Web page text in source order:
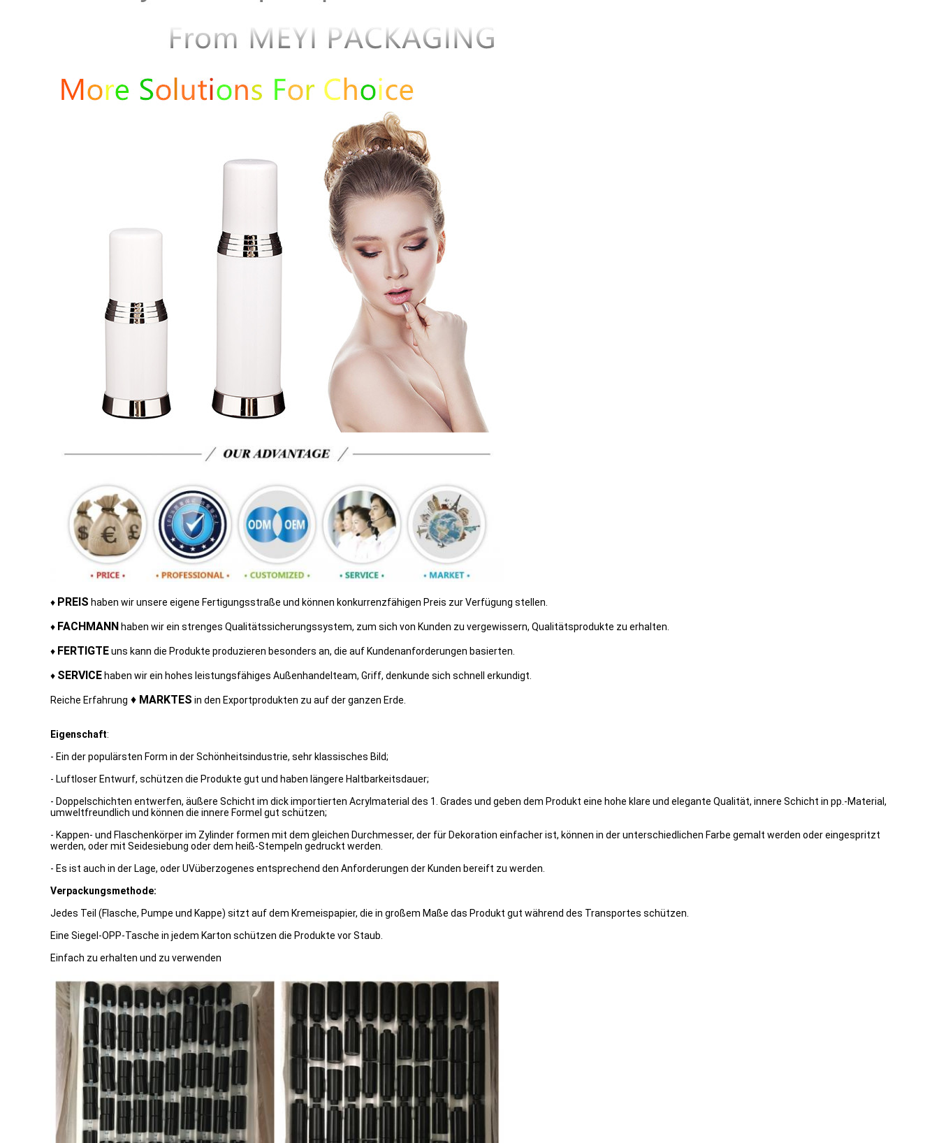
♦ PREIS haben wir unsere eigene Fertigungsstraße und können konkurrenzfähigen Preis zur Verfügung stellen.
♦ FACHMANN haben wir ein strenges Qualitätssicherungssystem, zum sich von Kunden zu vergewissern, Qualitätsprodukte zu erhalten.
♦ FERTIGTEuns kann die Produkte produzieren besonders an, die auf Kundenanforderungen basierten.
♦ SERVICE haben wir ein hohes leistungsfähiges Außenhandelteam, Griff, denkunde sich schnell erkundigt.
Reiche Erfahrung ♦ MARKTES in den Exportprodukten zu auf der ganzen Erde.
Eigenschaft:
- Ein der populärsten Form in der Schönheitsindustrie, sehr klassisches Bild;
- Luftloser Entwurf, schützen die Produkte gut und haben längere Haltbarkeitsdauer;
- Doppelschichten entwerfen, äußere Schicht im dick importierten Acrylmaterial des 1. Grades und geben dem Produkt eine hohe klare und elegante Qualität, innere Schicht in pp.-Material,
umweltfreundlich und können die innere Formel gut schützen;
- Kappen- und Flaschenkörper im Zylinder formen mit dem gleichen Durchmesser, der für Dekoration einfacher ist, können in der unterschiedlichen Farbe gemalt werden oder eingespritzt
werden, oder mit Seidesiebung oder dem heiß-Stempeln gedruckt werden.
- Es ist auch in der Lage, oder UVüberzogenes entsprechend den Anforderungen der Kunden bereift zu werden.
Verpackungsmethode:
Jedes Teil (Flasche, Pumpe und Kappe) sitzt auf dem Kremeispapier, die in großem Maße das Produkt gut während des Transportes schützen.
Eine Siegel-OPP-Tasche in jedem Karton schützen die Produkte vor Staub.
Einfach zu erhalten und zu verwenden